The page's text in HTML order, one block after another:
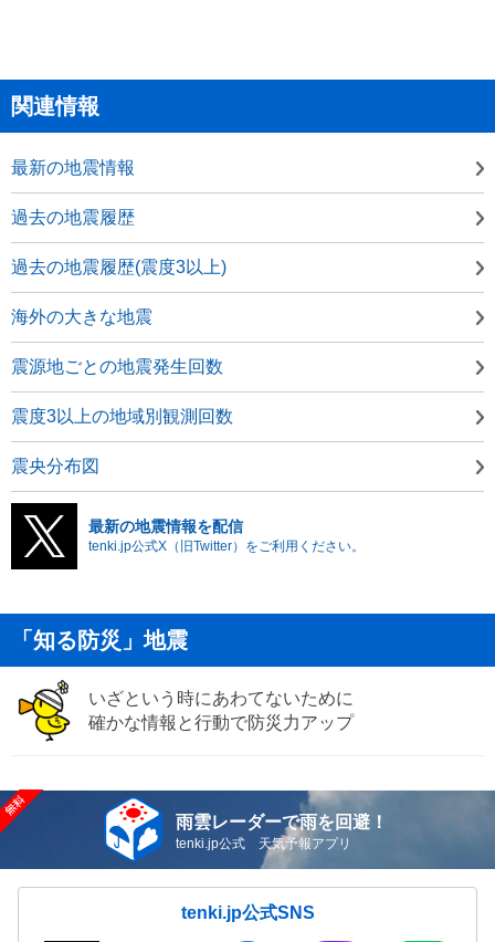
関連情報
最新の地震情報
過去の地震履歴
過去の地震履歴(震度3以上)
海外の大きな地震
震源地ごとの地震発生回数
震度3以上の地域別観測回数
震央分布図
最新の地震情報を配信
tenki.jp公式X（旧Twitter）をご利用ください。
「知る防災」地震
いざという時にあわてないために
確かな情報と行動で防災力アップ
雨雲レーダーで雨を回避！
tenki.jp公式 天気予報アプリ
tenki.jp公式SNS